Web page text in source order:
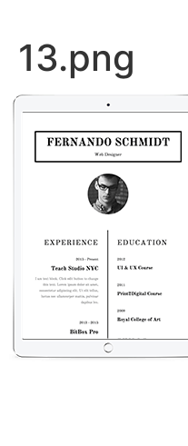
13.png